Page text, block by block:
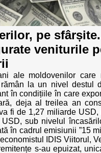
în infografice
publice
„Achizițiile publice în
pe
veniturile
ale moldovenilor care
la un nivel destul
în condițiile în care
deja al treilea an
fi de 1,27 miliarde
sub nivelul
în cadrul emisiunii ”15
IDIS Viitorul,
s-au epuizat,